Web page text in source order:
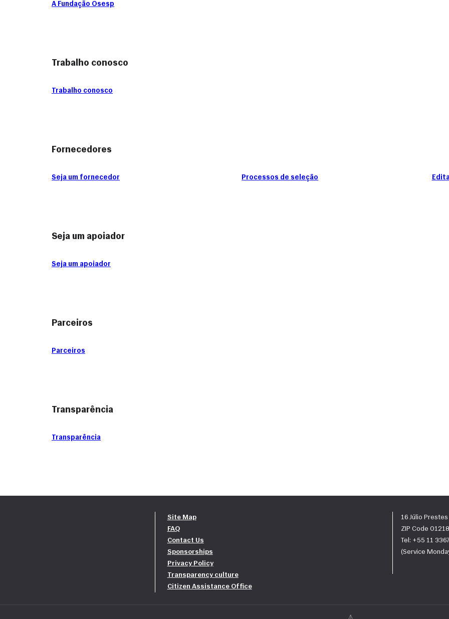
A Fundação Osesp
Trabalho conosco
Trabalho conosco
Fornecedores
Seja um fornecedor Processos de seleção
Seja um apoiador
Seja um apoiador
Parceiros
Parceiros
Transparência
Transparência
Site Map
FAQ
Contact Us
Sponsorships
Privacy Policy
Transparency culture
Citizen Assistance Office
16 Júlio
ZIP Code
Tel: +55 11
(Service